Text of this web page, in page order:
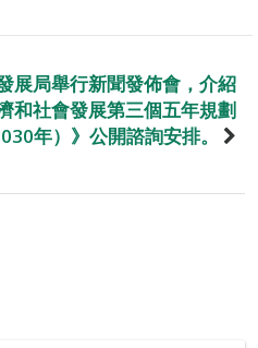
展局舉行新聞發佈會，介紹
和社會發展第三個五年規劃
年）》公開諮詢安排。